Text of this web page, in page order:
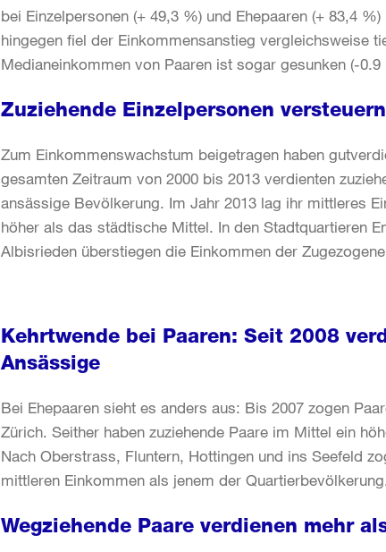
bei Einzelpersonen (+ 49,3 %) und Ehepaaren (+ 83,4
hingegen fiel der Einkommensanstieg vergleichsweise
Medianeinkommen von Paaren ist sogar gesunken (-0.9
Zuziehende Einzelpersonen
Zum Einkommenswachstum beigetragen haben
gesamten Zeitraum von 2000 bis 2013 verdienten
ansässige Bevölkerung. Im Jahr 2013 lag ihr mittleres
höher als das städtische Mittel. In den Stadtquartieren
Albisrieden überstiegen die Einkommen der
Kehrtwende bei Paaren: Seit 2008
Ansässige
Bei Ehepaaren sieht es anders aus: Bis 2007 zogen
Zürich. Seither haben zuziehende Paare im Mittel ein
Nach Oberstrass, Fluntern, Hottingen und ins Seefeld
mittleren Einkommen als jenem der
Wegziehende Paare verdienen mehr